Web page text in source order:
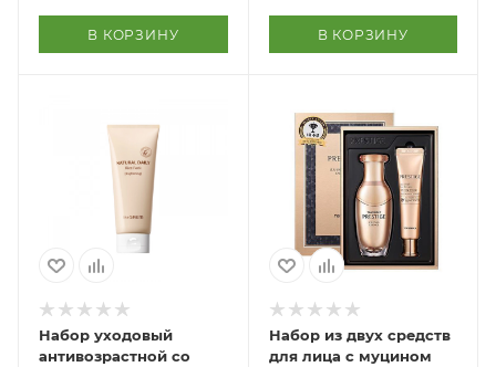
В КОРЗИНУ В КОРЗИНУ
Набор уходовый
антивозрастной со
Набор из двух средств
для лица с муцином